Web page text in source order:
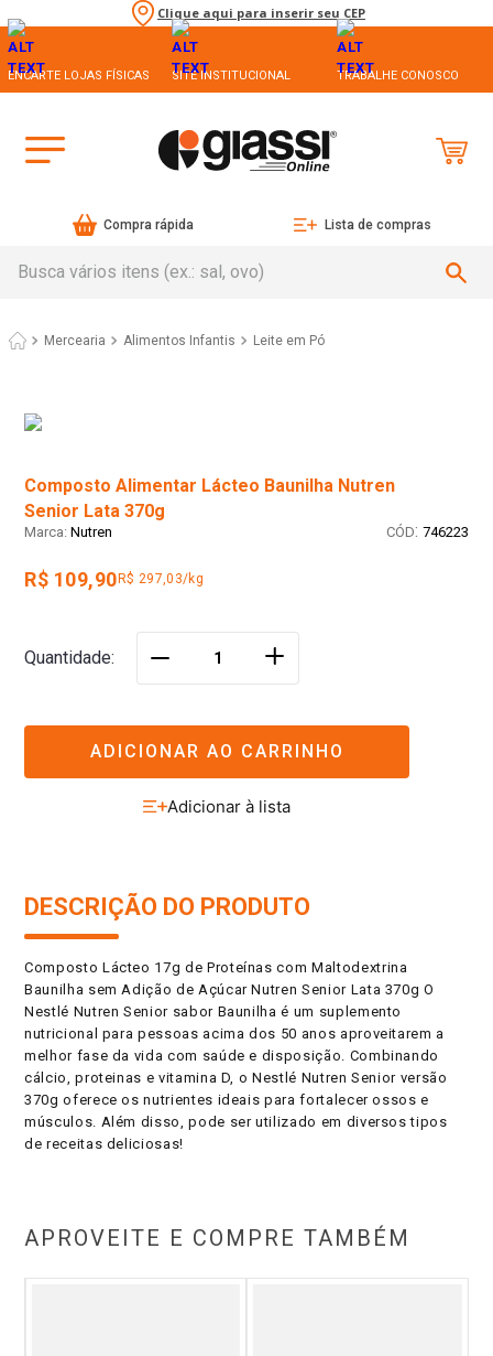
Clique aqui para inserir seu CEP
ENCARTE LOJAS FÍSICAS SITE INSTITUCIONAL TRABALHE CONOSCO
Compra rápida Lista de compras
Mercearia Alimentos Infantis Leite em Pó
Composto Alimentar Lácteo Baunilha Nutren
Senior Lata 370g
Nutren : 746223
R$ 109,90 R$ 297,03/kg
Quantidade ＋
ADICIONAR AO CARRINHO
DESCRIÇÃO DO PRODUTO
Composto Lácteo 17g de Proteínas com Maltodextrina
Baunilha sem Adição de Açúcar Nutren Senior Lata 370g O
Nestlé Nutren Senior sabor Baunilha é um suplemento
nutricional para pessoas acima dos 50 anos aproveitarem a
melhor fase da vida com saúde e disposição. Combinando
cálcio, proteinas e vitamina D, o Nestlé Nutren Senior versão
370g oferece os nutrientes ideais para fortalecer ossos e
músculos. Além disso, pode ser utilizado em diversos tipos
de receitas deliciosas!
APROVEITE E COMPRE TAMBÉM